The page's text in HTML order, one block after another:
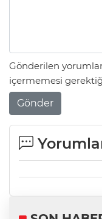
Gönderilen
içermemesi
Gönder